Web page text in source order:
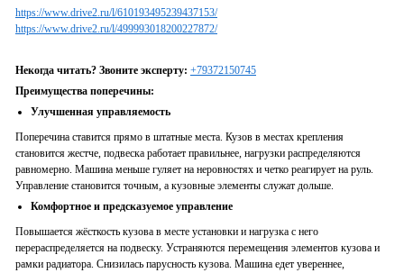
https://www.drive2.ru/l/610193495239437153/
https://www.drive2.ru/l/499993018200227872/
Некогда читать? Звоните эксперту: +79372150745
Преимущества поперечины:
Улучшенная управляемость
Поперечина ставится прямо в штатные места. Кузов в местах крепления
становится жестче, подвеска работает правильнее, нагрузки распределяются
равномерно. Машина меньше гуляет на неровностях и четко реагирует на руль.
Управление становится точным, а кузовные элементы служат дольше.
Комфортное и предсказуемое управление
Повышается жёсткость кузова в месте установки и нагрузка с него
перераспределяется на подвеску. Устраняются перемещения элементов кузова и
рамки радиатора. Снизилась парусность кузова. Машина едет увереннее,